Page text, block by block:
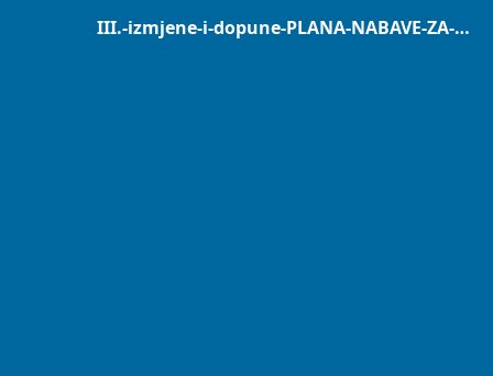
III.-izmjene-i-dopune-PLANA-NABAVE-ZA-2022-GODINU.pdf